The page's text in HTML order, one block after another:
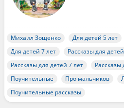
Михаил Зощенко Для детей 5 лет
Для детей 7 лет
Рассказы для
Рассказы для детей 7 лет
Рассказы
Поучительные
Про мальчиков
Поучительные рассказы